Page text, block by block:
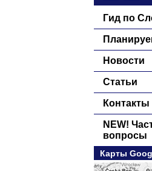
Гид по
Новости
Статьи
Контакты
NEW!
вопросы
Карты